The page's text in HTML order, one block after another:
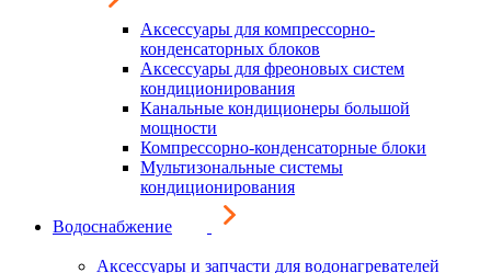
Аксессуары для компрессорно-
конденсаторных блоков
Аксессуары для фреоновых систем
кондиционирования
Канальные кондиционеры большой
мощности
Компрессорно-конденсаторные блоки
Мультизональные системы
кондиционирования
Водоснабжение
Аксессуары и запчасти для водонагревателей